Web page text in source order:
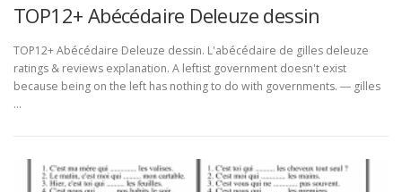
TOP12+ Abécédaire Deleuze dessin
TOP12+ Abécédaire Deleuze dessin. L'abécédaire de gilles deleuze
ratings & reviews explanation. A leftist government doesn't exist
because being on the left has nothing to do with governments. ― gilles
…